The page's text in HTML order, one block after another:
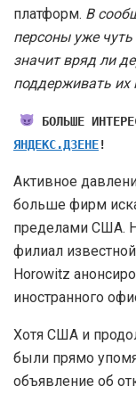
платформ. В
персоны уже чуть
значит вряд ли
поддерживать их
БОЛЬШЕ
ЯНДЕКС.ДЗЕНЕ!
Активное
больше фирм
пределами США.
филиал
Horowitz
иностранного
Хотя США и
были прямо
объявление об